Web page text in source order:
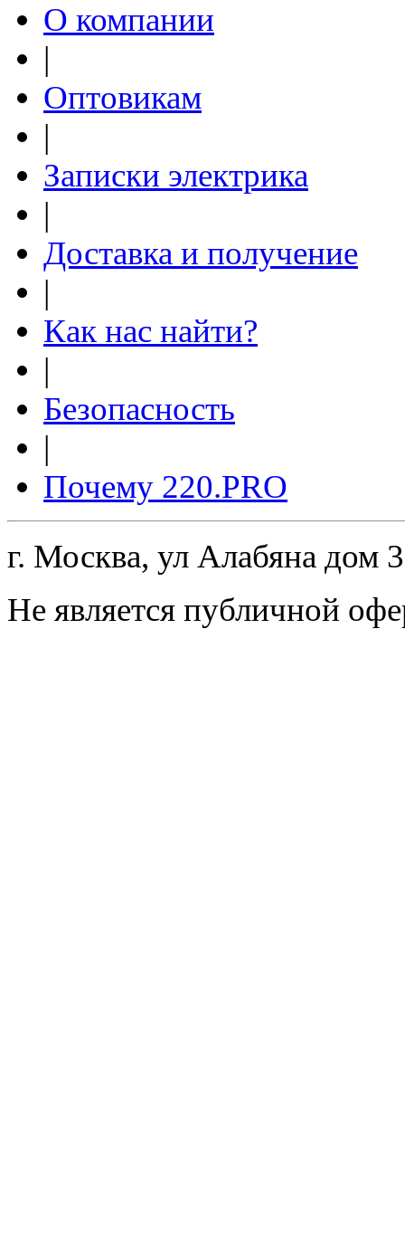
О компании
|
Оптовикам
|
Записки электрика
|
Доставка и получение
|
Как нас найти?
|
Безопасность
|
Почему 220.PRO
г. Москва, ул Алабяна дом
Не является публичной